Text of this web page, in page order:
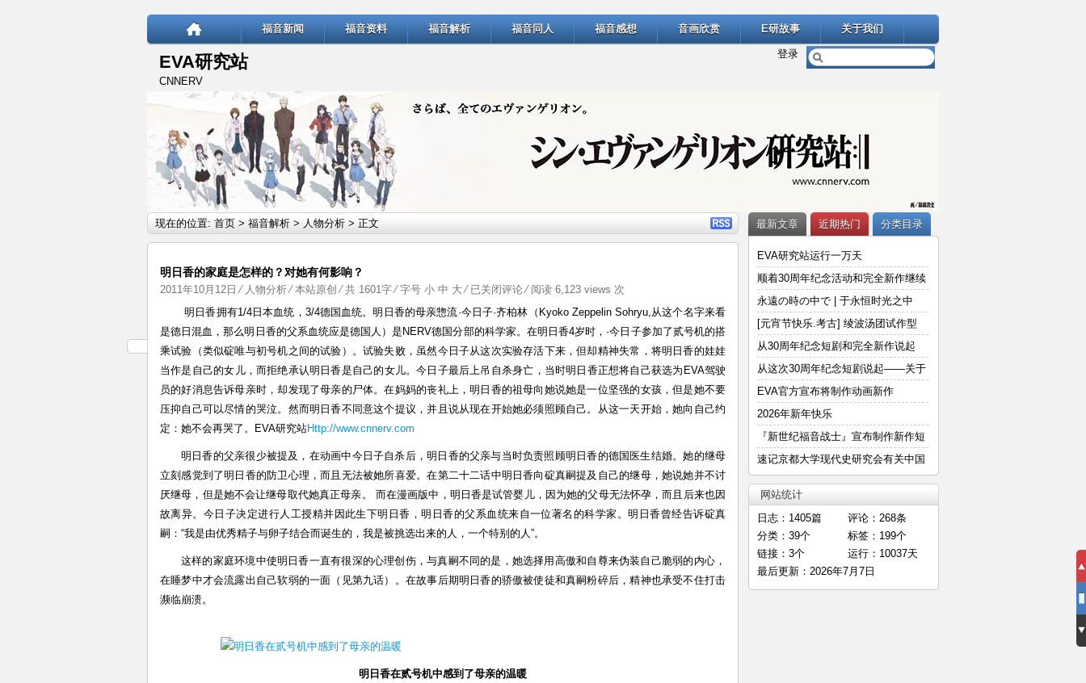
福音新闻 福音资料 福音解析 福音同人 福音感想 音画欣赏 E研故事 关于我们
登录
EVA研究站
CNNERV
现在的位置: 首页 > 福音解析 > 人物分析 > 正文
明日香的家庭是怎样的？对她有何影响？
2011年10月12日 ⁄ 人物分析⁄本站原创 ⁄ 共 1601字 ⁄ 字号 小 中 大 ⁄ 明
日
香
家
庭
是
怎
的？
有
何
影
响？
已关闭评论⁄ 阅读 6,123 views 次
明日香拥有1/4日本血统，3/4德国血统。明日香的母亲惣流·今日子·齐柏林（Kyoko Zeppelin Sohryu,从这个名字来看
是德日混血，那么明日香的父系血统应是德国人）是NERV德国分部的科学家。在明日香4岁时，·今日子参加了贰号机的搭
乘试验（类似碇唯与初号机之间的试验）。试验失败，虽然今日子从这次实验存活下来，但却精神失常，将明日香的娃娃
当作是自己的女儿，而拒绝承认明日香是自己的女儿。今日子最后上吊自杀身亡，当时明日香正想将自己获选为EVA驾驶
员的好消息告诉母亲时，却发现了母亲的尸体。在妈妈的丧礼上，明日香的祖母向她说她是一位坚强的女孩，但是她不要
压抑自己可以尽情的哭泣。然而明日香不同意这个提议，并且说从现在开始她必须照顾自己。从这一天开始，她向自己约
定：她不会再哭了。EVA研究站Http://www.cnnerv.com
明日香的父亲很少被提及，在动画中今日子自杀后，明日香的父亲与当时负责照顾明日香的德国医生结婚。她的继母
立刻感觉到了明日香的防卫心理，而且无法被她所喜爱。在第二十二话中明日香向碇真嗣提及自己的继母，她说她并不讨
厌继母，但是她不会让继母取代她真正母亲。 而在漫画版中，明日香是试管婴儿，因为她的父母无法怀孕，而且后来也因
故离异。今日子决定进行人工授精并因此生下明日香，明日香的父系血统来自一位著名的科学家。明日香曾经告诉碇真
嗣：“我是由优秀精子与卵子结合而诞生的，我是被挑选出来的人，一个特别的人”。
这样的家庭环境中使明日香一直有很深的心理创伤，与真嗣不同的是，她选择用高傲和自尊来伪装自己脆弱的内心，
在睡梦中才会流露出自己软弱的一面（见第九话）。在故事后期明日香的骄傲被使徒和真嗣粉碎后，精神也承受不住打击
濒临崩溃。
明日香在贰号机中感到了母亲的温暖
最新文章 近期热门 分类目录
EVA研究站运行一万天
顺着30周年纪念活动和完全新作继续
说
永遠の時の中で | 于永恒时光之中
[元宵节快乐.考古] 绫波汤团试作型
从30周年纪念短剧和完全新作说起
—
从这次30周年纪念短剧说起——关于
明
EVA官方宣布将制作动画新作
2026年新年快乐
『新世纪福音战士』宣布制作新作短
篇
速记京都大学现代史研究会有关中国
E
网站统计
日志：1405篇
评论：268条
分类：39个
标签：199个
链接：3个
运行：10037天
最后更新：2026年7月7日